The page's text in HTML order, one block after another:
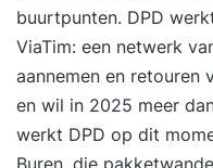
buurtpunten. DPD
ViaTim: een netwerk
aannemen en retouren
en wil in 2025 meer
werkt DPD op dit
Buren, die